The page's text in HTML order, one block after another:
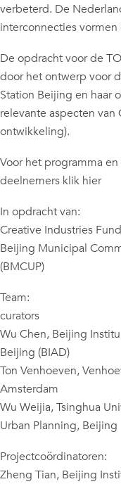
verbeterd. De
interconnecties
De opdracht voor de
door het ontwerp voor
Station Beijing en haar
relevante aspecten van
ontwikkeling).
Voor het programma
deelnemers klik hier
In opdracht van:
Creative Industries
Beijing Municipal
(BMCUP)
Team:
curators
Wu Chen, Beijing
Beijing (BIAD)
Ton Venhoeven,
Amsterdam
Wu Weijia, Tsinghua
Urban Planning, Beijing
Projectcoördinatoren:
Zheng Tian, ​​Beijing